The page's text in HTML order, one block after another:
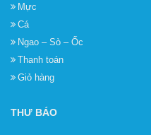
Mực
Cá
Ngao – Sò – Ốc
Thanh toán
Giỏ hàng
THƯ BÁO